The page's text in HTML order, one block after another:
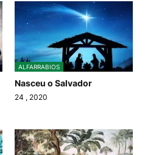
ALFARRABIOS
Nasceu o Salvador
24 , 2020